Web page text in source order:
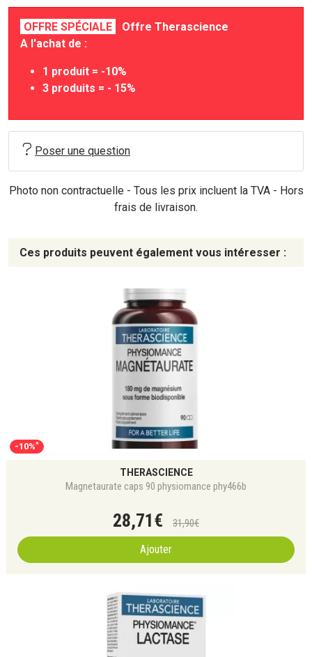
OFFRE SPÉCIALE
Offre Therascience
A l'achat de :
1 produit = -10%
3 produits = - 15%
Poser une question
Photo non contractuelle - Tous les prix incluent la TVA - Hors
frais de livraison.
Ces produits peuvent également vous intéresser :
-10%*
THERASCIENCE
Magnetaurate caps 90 physiomance phy466b
28,71€ 31,90€
Ajouter